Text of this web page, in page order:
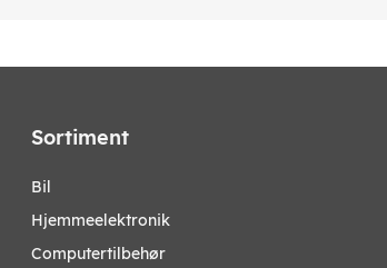
Sortiment
bil
hjemmeelektronik
computertilbehør